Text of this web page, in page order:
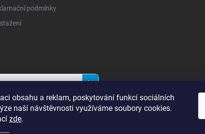
obsahu a reklam, poskytování funkcí sociálních
naší návštěvnosti využíváme soubory cookies.
zde.
podmínky
se